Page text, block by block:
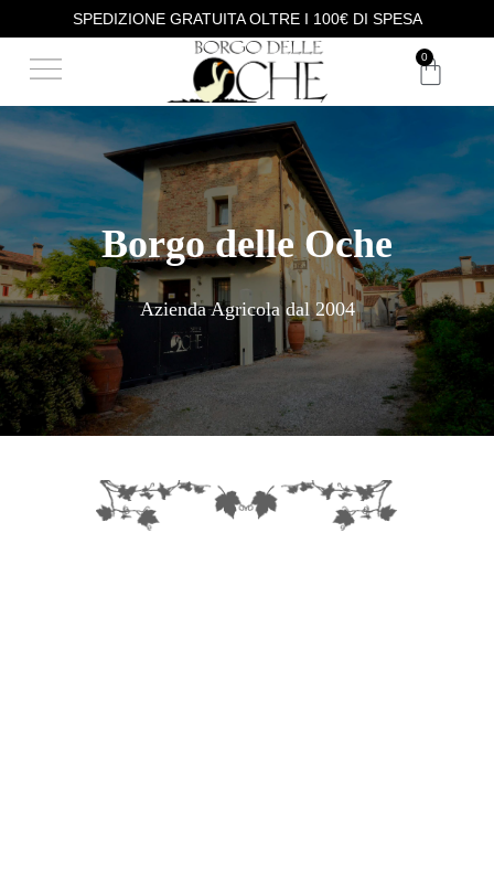
SPEDIZIONE GRATUITA OLTRE I 100€ DI SPESA
0
Borgo delle Oche
Azienda Agricola dal 2004